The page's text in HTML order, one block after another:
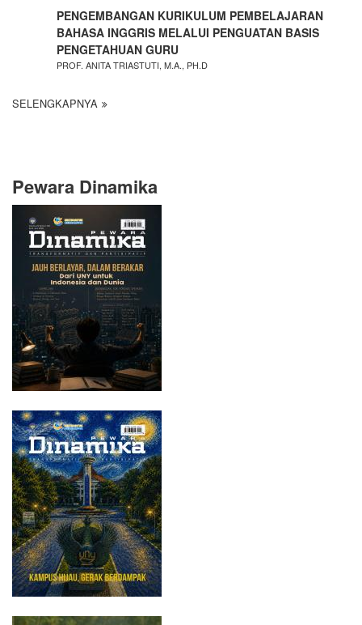
PENGEMBANGAN KURIKULUM PEMBELAJARAN
BAHASA INGGRIS MELALUI PENGUATAN BASIS
PENGETAHUAN GURU
PROF. ANITA TRIASTUTI, M.A., PH.D
SELENGKAPNYA
Pewara Dinamika